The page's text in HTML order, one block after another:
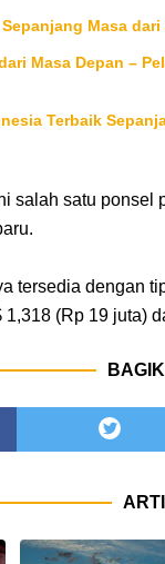
Masa
Masa Depan –
Terbaik
salah satu
tersedia dengan
(Rp 19 juta)